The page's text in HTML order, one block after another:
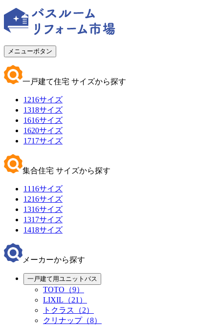
メニューボタン
一戸建て住宅 サイズから探す
1216サイズ
1318サイズ
1616サイズ
1620サイズ
1717サイズ
集合住宅 サイズから探す
1116サイズ
1216サイズ
1316サイズ
1317サイズ
1418サイズ
メーカーから探す
一戸建て用ユニットバス
TOTO（9）
LIXIL（21）
トクラス（2）
クリナップ（8）